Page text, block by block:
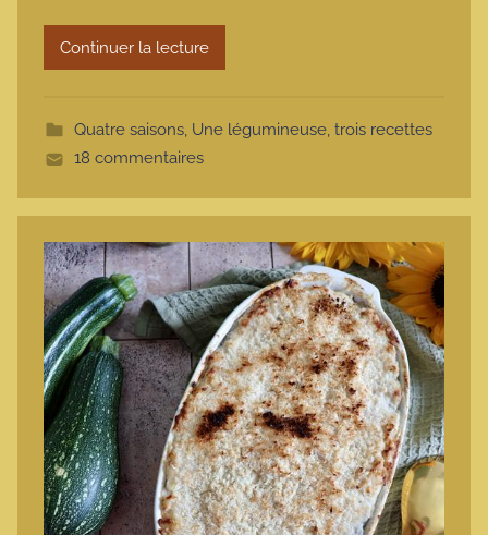
r
t
Continuer la lecture
Quatre saisons, Une légumineuse, trois recettes
18 commentaires